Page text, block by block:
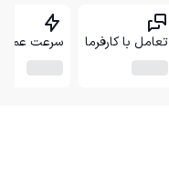
تعامل با کارفرما سرعت عمل